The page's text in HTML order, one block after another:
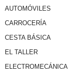
AUTOMÓVILES
CARROCERÍA
CESTA BÁSICA
EL TALLER
ELECTROMECÁNICA